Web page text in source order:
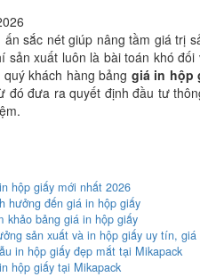
ấn sắc nét giúp nâng tầm giá trị
sản xuất luôn là bài toán khó
khách hàng bảng giá in hộp
đó đưa ra quyết định đầu tư
hộp giấy mới nhất 2026
hưởng đến giá in hộp giấy
khảo bảng giá in hộp giấy
sản xuất và in hộp giấy uy tín, giá
in hộp giấy đẹp mắt tại Mikapack
hộp giấy tại Mikapack